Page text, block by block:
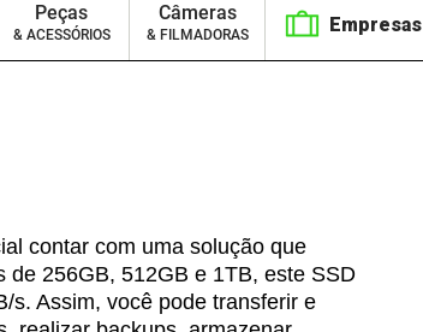
Peças
& ACESSÓRIOS
Câmeras
& FILMADORAS Empresas
contar com uma solução que
256GB, 512GB e 1TB, este SSD
s. Assim, você pode transferir e